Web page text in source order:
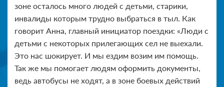
зоне осталось много людей с детьми, старики,
инвалиды которым трудно выбраться в тыл. Как
говорит Анна, главный инициатор поездки: «Люди с
детьми с некоторых прилегающих сел не выехали.
Это нас шокирует. И мы ездим возим им помощь.
Так же мы помогает людям оформить документы,
ведь автобусы не ходят, а в зоне боевых действий